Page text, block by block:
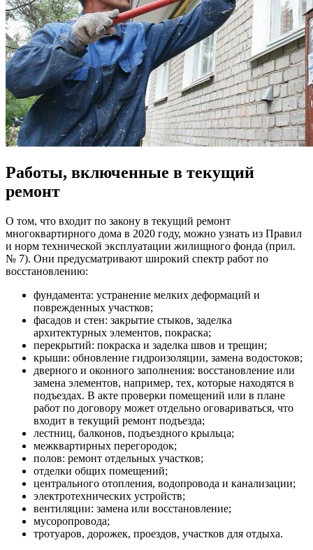
Работы, включенные в текущий
ремонт
О том, что входит по закону в текущий ремонт
многоквартирного дома в 2020 году, можно узнать из Правил
и норм технической эксплуатации жилищного фонда (прил.
№ 7). Они предусматривают широкий спектр работ по
восстановлению:
фундамента: устранение мелких деформаций и
поврежденных участков;
фасадов и стен: закрытие стыков, заделка
архитектурных элементов, покраска;
перекрытий: покраска и заделка швов и трещин;
крыши: обновление гидроизоляции, замена водостоков;
дверного и оконного заполнения: восстановление или
замена элементов, например, тех, которые находятся в
подъездах. В акте проверки помещений или в плане
работ по договору может отдельно оговариваться, что
входит в текущий ремонт подъезда;
лестниц, балконов, подъездного крыльца;
межквартирных перегородок;
полов: ремонт отдельных участков;
отделки общих помещений;
центрального отопления, водопровода и канализации;
электротехнических устройств;
вентиляции: замена или восстановление;
мусоропровода;
тротуаров, дорожек, проездов, участков для отдыха.